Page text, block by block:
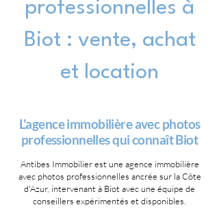
professionnelles à
Biot : vente, achat
et location
L'agence immobilière avec photos
professionnelles qui connaît Biot
Antibes Immobilier est une agence immobilière
avec photos professionnelles ancrée sur la Côte
d'Azur, intervenant à Biot avec une équipe de
conseillers expérimentés et disponibles.